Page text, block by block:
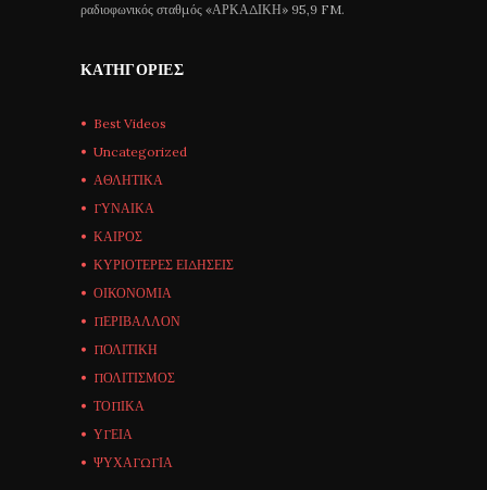
ραδιοφωνικός σταθμός «ΑΡΚΑΔΙΚΗ» 95,9 FM.
ΚΑΤΗΓΟΡΊΕΣ
Best Videos
Uncategorized
ΑΘΛΗΤΙΚΑ
ΓΥΝΑΙΚΑ
ΚΑΙΡΟΣ
ΚΥΡΙΟΤΕΡΕΣ ΕΙΔΗΣΕΙΣ
ΟΙΚΟΝΟΜΙΑ
ΠΕΡΙΒΑΛΛΟΝ
ΠΟΛΙΤΙΚΗ
ΠΟΛΙΤΙΣΜΟΣ
ΤΟΠΙΚΑ
ΥΓΕΙΑ
ΨΥΧΑΓΩΓΙΑ